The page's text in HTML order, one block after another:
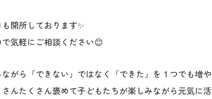
開所しております✨
気軽にご相談ください😊
がら「できない」ではなく「できた」を１つでも増や
んたくさん褒めて子どもたちが楽しみながら元気に活